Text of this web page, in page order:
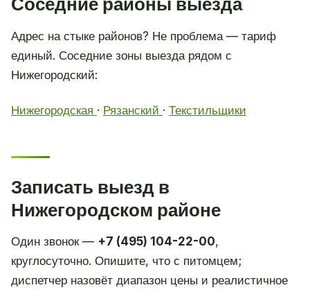
Адрес на стыке районов? Не проблема — тариф
единый. Соседние зоны выезда рядом с
Нижегородский:
Нижегородская · Рязанский · Текстильщики
Записать выезд в
Нижегородском районе
Один звонок — +7 (495) 104-22-00,
круглосуточно. Опишите, что с питомцем;
диспетчер назовёт диапазон цены и реалистичное